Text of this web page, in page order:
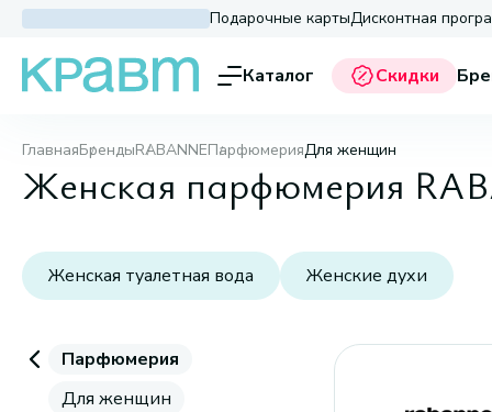
Подарочные картыДисконтная
Каталог Скидки
ГлавнаяБрендыRABANNEПарфюмерияДля женщин
Женская парфюмерия
Женская туалетная вода Женские духи
Парфюмерия
Для женщин